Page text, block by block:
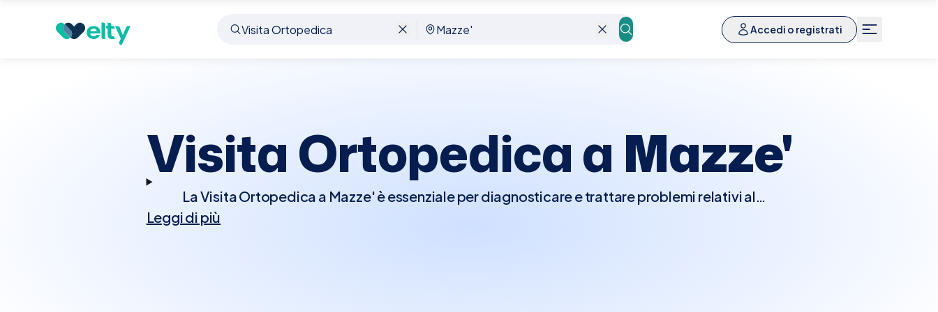
Accedi o registrati
Prenota visita Visita Ortopedica Mazze'
Visita Ortopedica a Mazze'
La Visita Ortopedica a Mazze' è essenziale per diagnosticare e trattare problemi relativi al
sistema muscolo-scheletrico, come fratture, distorsioni, artrite, mal di schiena e altre
Leggi di più